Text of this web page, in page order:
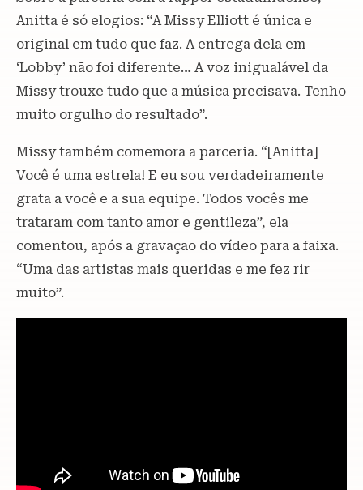
Anitta é só elogios: “A Missy Elliott é única e
original em tudo que faz. A entrega dela em
‘Lobby’ não foi diferente… A voz inigualável da
Missy trouxe tudo que a música precisava. Tenho
muito orgulho do resultado”.
Missy também comemora a parceria. “[Anitta]
Você é uma estrela! E eu sou verdadeiramente
grata a você e a sua equipe. Todos vocês me
trataram com tanto amor e gentileza”, ela
comentou, após a gravação do vídeo para a faixa.
“Uma das artistas mais queridas e me fez rir
muito”.